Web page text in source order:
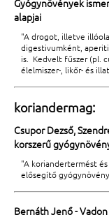
Gyógynövények
alapjai
"A drogot, illetve
digestivumként,
is. Kedvelt fűszer (pl.
élelmiszer-, likőr- és
koriandermag:
Csupor Dezső,
korszerű
"A koriandertermést
elősegítő
Bernáth Jenő -